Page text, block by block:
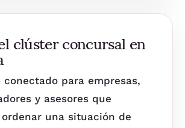
clúster concursal en
conectado para empresas,
y asesores que
una situación de